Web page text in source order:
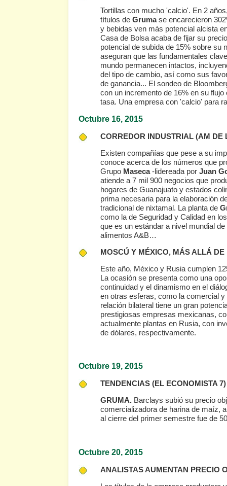
Tortillas con mucho 'calcio'. En 2
títulos de Grumase encarecieron
y bebidas ven más potencial alcista
Casa de Bolsa acaba de fijar su
potencial de subida de 15% sobre su
aseguran que las fundamentales
mundo permanecen intactos,
del tipo de cambio, así como sus
de ganancia... El sondeo de
con un incremento de 16% en su
tasa. Una empresa con 'calcio' para
Octubre 16, 2015
CORREDOR INDUSTRIAL (AM DE
Existen compañías que pese a su
conoce acerca de los números que
Grupo Maseca-lidereada por Juan
atiende a 7 mil 900 negocios que
hogares de Guanajuato y estados
prima necesaria para la elaboración
tradicional de nixtamal. La planta de
como la de Seguridad y Calidad en
que es un estándar a nivel mundial
alimentos A&B…
MOSCÚ Y MÉXICO, MÁS ALLÁ
Este año, México y Rusia cumplen
La ocasión se presenta como una
continuidad y el dinamismo en el
en otras esferas, como la comercial
relación bilateral tiene un gran
prestigiosas empresas mexicanas,
actualmente plantas en Rusia, con
de dólares, respectivamente.
Octubre 19, 2015
TENDENCIAS (EL ECONOMISTA 7)
GRUMA.Barclays subió su precio
comercializadora de harina de maíz,
al cierre del primer semestre fue de
Octubre 20, 2015
ANALISTAS AUMENTAN PRECIO